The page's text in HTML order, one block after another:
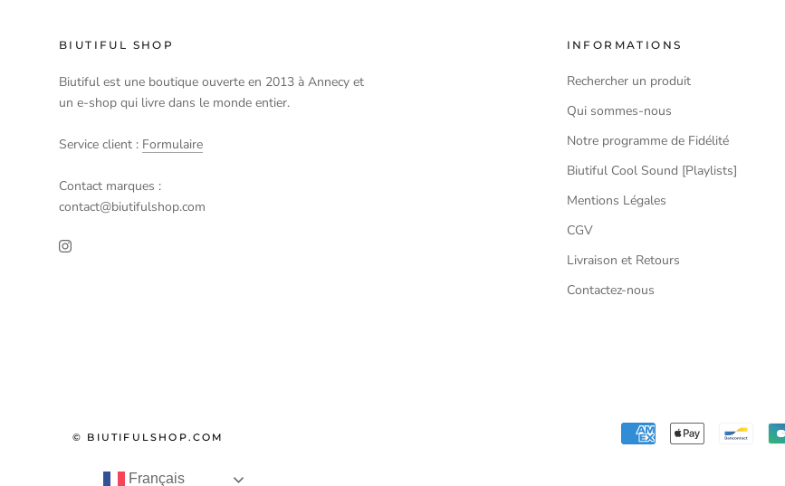
BIUTIFUL SHOP
Biutiful est une boutique ouverte en 2013 à Annecy et
un e-shop qui livre dans le monde entier.
Service client : Formulaire
Contact marques :
contact@biutifulshop.com
INFORMATIONS
Rechercher un produit
Qui sommes-nous
Notre programme de Fidélité
Biutiful Cool Sound [Playlists]
Mentions Légales
CGV
Livraison et Retours
Contactez-nous
© BIUTIFULSHOP.COM
Français